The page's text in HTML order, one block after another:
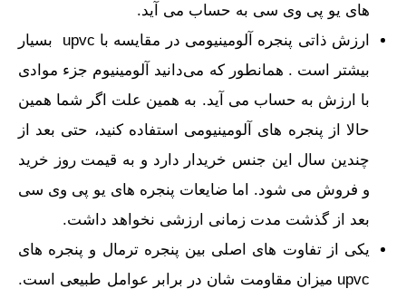
های یو پی وی سی به حساب می آید.
ارزش ذاتی پنجره آلومینیومی در مقایسه با upvc بسیار
بیشتر است . همانطور که می‌دانید آلومینیوم جزء موادی
با ارزش به حساب می آید. به همین علت اگر شما همین
حالا از پنجره های آلومینیومی استفاده کنید، حتی بعد از
چندین سال این جنس خریدار دارد و به قیمت روز خرید
و فروش می شود. اما ضایعات پنجره های یو پی وی سی
بعد از گذشت مدت زمانی ارزشی نخواهد داشت.
یکی از تفاوت‌ های اصلی بین پنجره ترمال و پنجره ‌های
upvc میزان مقاومت شان در برابر عوامل طبیعی است.